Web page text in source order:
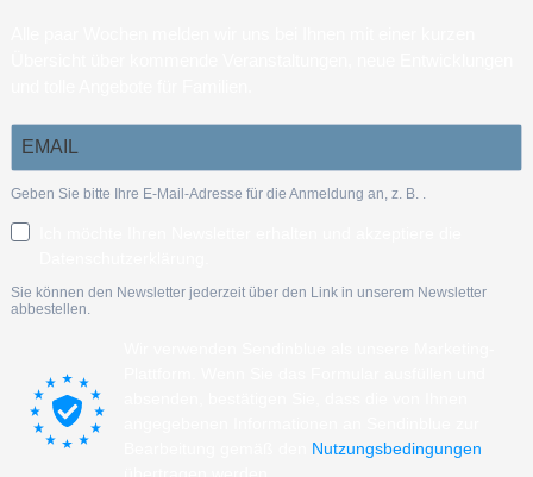
Geben Sie bitte Ihre E-Mail-Adresse für die Anmeldung an, z. B. .
Sie können den Newsletter jederzeit über den Link in unserem Newsletter
abbestellen.
Nutzungsbedingungen